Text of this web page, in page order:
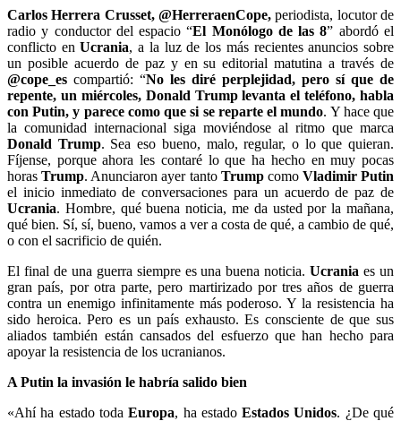
Carlos Herrera Crusset, @HerreraenCope, periodista, locutor de
radio y conductor del espacio “El Monólogo de las 8” abordó el
conflicto enUcrania, a la luz de los más recientes anuncios sobre
un posible acuerdo de paz y en su editorial matutina a través de
@cope_es compartió: “No les diré perplejidad, pero sí que de
repente, un miércoles, Donald Trump levanta el teléfono, habla
con Putin, y parece como que si se reparte el mundo. Y hace que
la comunidad internacional siga moviéndose al ritmo que marca
Donald Trump. Sea eso bueno, malo, regular, o lo que quieran.
Fíjense, porque ahora les contaré lo que ha hecho en muy pocas
horasTrump. Anunciaron ayer tanto Trumpcomo Vladimir Putin
el inicio inmediato de conversaciones para un acuerdo de paz de
Ucrania. Hombre, qué buena noticia, me da usted por la mañana,
qué bien. Sí, sí, bueno, vamos a ver a costa de qué, a cambio de qué,
o con el sacrificio de quién.
El final de una guerra siempre es una buena noticia.Ucrania es un
gran país, por otra parte, pero martirizado por tres años de guerra
contra un enemigo infinitamente más poderoso. Y la resistencia ha
sido heroica. Pero es un país exhausto. Es consciente de que sus
aliados también están cansados del esfuerzo que han hecho para
apoyar la resistencia de los ucranianos.
A Putin la invasión le habría salido bien
«Ahí ha estado todaEuropa, ha estadoEstados Unidos. ¿De qué